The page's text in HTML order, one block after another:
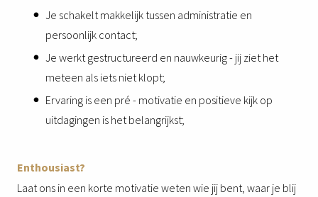
Je schakelt makkelijk tussen administratie en
persoonlijk contact;
Je werkt gestructureerd en nauwkeurig - jij ziet het
meteen als iets niet klopt;
Ervaring is een pré - motivatie en positieve kijk op
uitdagingen is het belangrijkst;
Enthousiast?
Laat ons in een korte motivatie weten wie jij bent, waar je blij